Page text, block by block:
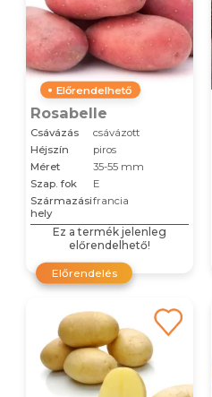
Előrendelhető
Rosabelle
Csávázás
csávázott
Héjszín
piros
Méret
35-55 mm
Szap. fok
E
Származási
hely
francia
Ez a termék jelenleg
előrendelhető!
Előrendelés